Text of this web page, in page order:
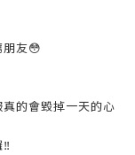
友😳
的會毀掉一天的心